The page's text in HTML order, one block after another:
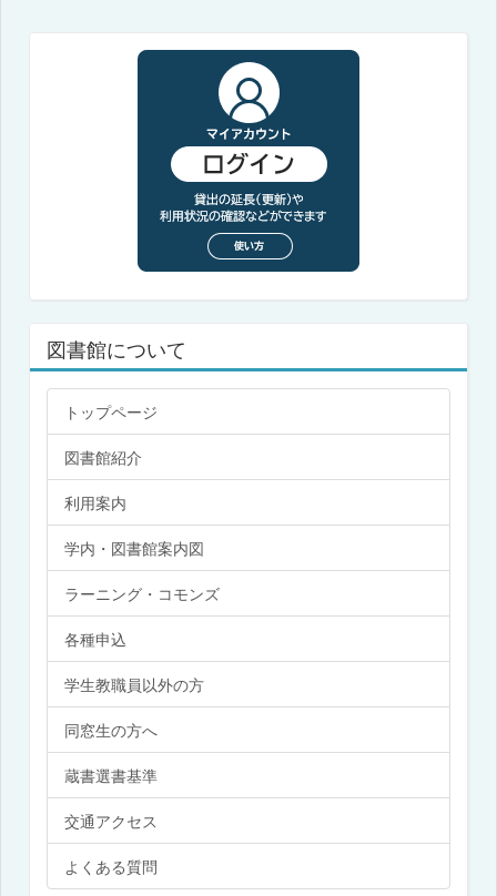
図書館について
トップページ
図書館紹介
利用案内
学内・図書館案内図
ラーニング・コモンズ
各種申込
学生教職員以外の方
同窓生の方へ
蔵書選書基準
交通アクセス
よくある質問